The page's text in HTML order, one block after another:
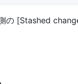
の [Stashed